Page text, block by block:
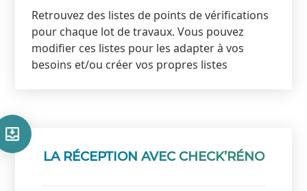
Retrouvez des listes de points de vérifications
pour chaque lot de travaux. Vous pouvez
modifier ces listes pour les adapter à vos
besoins et/ou créer vos propres listes
LA RÉCEPTION AVEC CHECK’RÉNO